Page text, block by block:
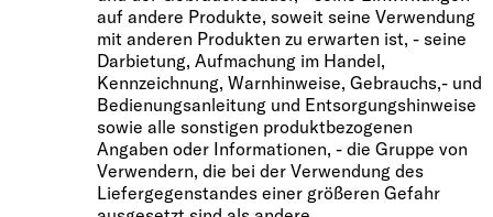
auf andere Produkte, soweit seine Verwendung
mit anderen Produkten zu erwarten ist, - seine
Darbietung, Aufmachung im Handel,
Kennzeichnung, Warnhinweise, Gebrauchs,- und
Bedienungsanleitung und Entsorgungshinweise
sowie alle sonstigen produktbezogenen
Angaben oder Informationen, - die Gruppe von
Verwendern, die bei der Verwendung des
Liefergegenstandes einer größeren Gefahr